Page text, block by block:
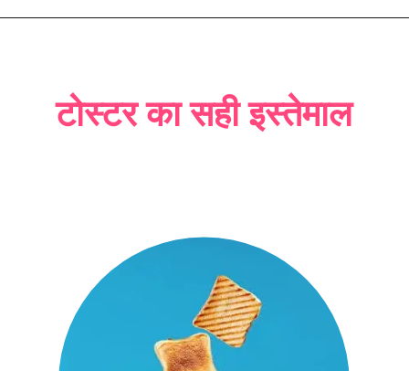
टोस्टर का सही इस्तेमाल